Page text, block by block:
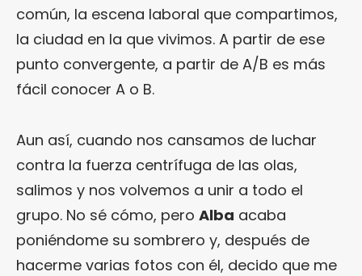
común, la escena laboral que compartimos,
la ciudad en la que vivimos. A partir de ese
punto convergente, a partir de A/B es más
fácil conocer A o B.
Aun así, cuando nos cansamos de luchar
contra la fuerza centrífuga de las olas,
salimos y nos volvemos a unir a todo el
grupo. No sé cómo, pero Alba acaba
poniéndome su sombrero y, después de
hacerme varias fotos con él, decido que me